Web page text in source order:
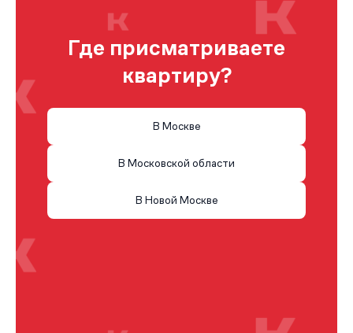
Где присматриваете
квартиру?
В Москве
В Московской области
В Новой Москве